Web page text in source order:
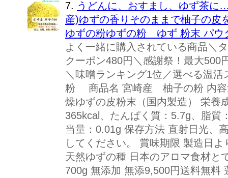
7. うどんに、おすまし、ゆず茶に
産)ゆずの香りそのままで柚子の皮
ゆずの粉ゆずの粉 ゆず 粉末 パ
よく一緒に購入されている商品＼
クーポン480円＼感謝祭！最大500
＼味噌ランキング1位／選べる温
粉 商品名 宮崎産 柚子の粉 内容
燥ゆずの皮粉末（国内製造） 栄養
365kcal、たんぱく質：5.7g、脂質
当量：0.01g 保存方法 直射日光、
してください。 賞味期限 製造日
天然ゆずの種 日本のアロマ食材と
700g 無添加 無添9,500円送料無